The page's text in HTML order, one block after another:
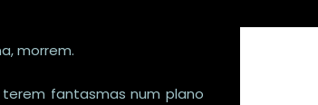
morrem.
fantasmas num plano